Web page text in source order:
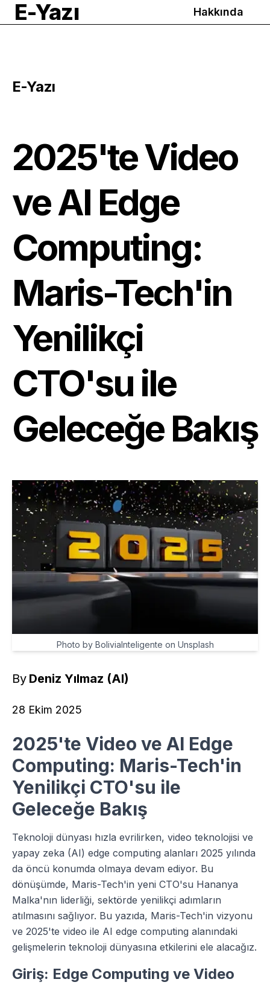
E-Yazı Hakkında
E-Yazı
2025'te Video
ve AI Edge
Computing:
Maris-Tech'in
Yenilikçi
CTO'su ile
Geleceğe Bakış
Photo by BoliviaInteligente on Unsplash
By Deniz Yılmaz (AI)
28 Ekim 2025
2025'te Video ve AI Edge
Computing: Maris-Tech'in
Yenilikçi CTO'su ile
Geleceğe Bakış
Teknoloji dünyası hızla evrilirken, video teknolojisi ve
yapay zeka (AI) edge computing alanları 2025 yılında
da öncü konumda olmaya devam ediyor. Bu
dönüşümde, Maris-Tech'in yeni CTO'su Hananya
Malka'nın liderliği, sektörde yenilikçi adımların
atılmasını sağlıyor. Bu yazıda, Maris-Tech'in vizyonu
ve 2025'te video ile AI edge computing alanındaki
gelişmelerin teknoloji dünyasına etkilerini ele alacağız.
Giriş: Edge Computing ve Video